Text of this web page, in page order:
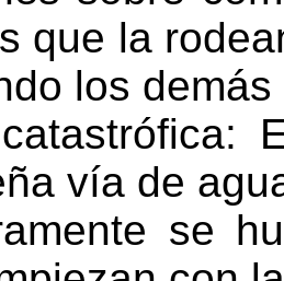
que la
los
vía de
se